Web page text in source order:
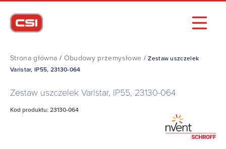
Strona główna / Obudowy przemysłowe /Zestaw uszczelek
Varistar, IP55, 23130-064
Zestaw uszczelek Varistar, IP55, 23130-064
Kod produktu: 23130-064